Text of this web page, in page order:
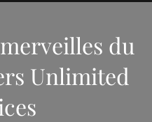
du
Unlimited